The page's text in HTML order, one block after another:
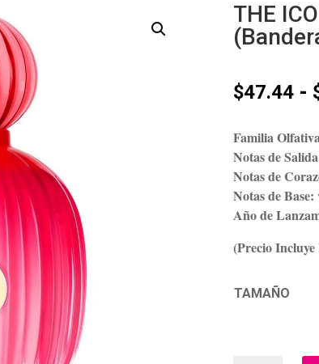
THE
$47.44 -
Familia
Notas de
Notas de
Notas de Base:
Año de
(Precio
TAMAÑO